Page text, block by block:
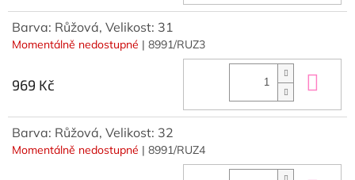
Barva: Růžová, Velikost: 31
Momentálně nedostupné | 8991/RUZ3
969 Kč
Barva: Růžová, Velikost: 32
Momentálně nedostupné | 8991/RUZ4